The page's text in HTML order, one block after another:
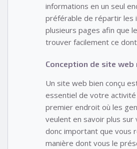
informations en un seul
préférable de répartir les
plusieurs pages afin que
trouver facilement ce
Conception de site
Un site web bien conçu
essentiel de votre activité
premier endroit où les
veulent en savoir plus
donc important que vous
manière dont vous le